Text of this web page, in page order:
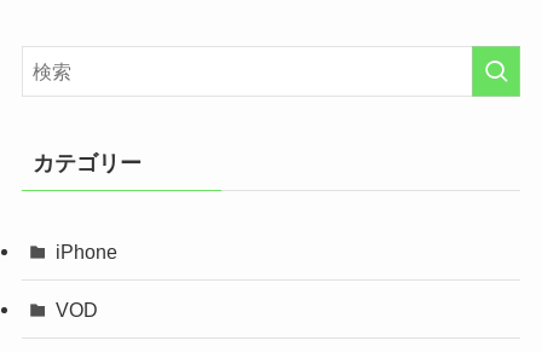
カテゴリー
iPhone
VOD